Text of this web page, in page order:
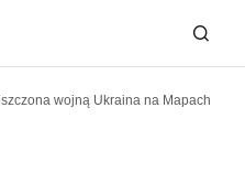
wojną Ukraina na Mapach